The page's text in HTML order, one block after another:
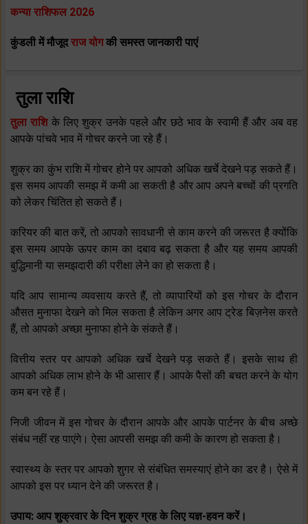
कन्या राशिफल 2026
कुंडली में मौजूदराज योगकी समस्त जानकारी पाएं
तुला राशि
तुला राशि के लिए शुक्र उनके पहले और छठे भाव के स्‍वामी हैं और अब वह
आपके पांचवे भाव में गोचर करने जा रहे हैं।
शुक्र का कुंभ राशि में गोचर होने पर आपको अधिक खर्चे देखने पड़ सकते हैं।
इस समय आपकी समझ में कमी आ सकती है और आप अपने बच्‍चों की प्रगति
को लेकर चिंतित हो सकते हैं।
करियर की बात करें, तो आपको सावधानी से काम करने की जरूरत है क्‍योंकि
इस समय आपके ऊपर काम का दबाव बढ़ सकता है और यह समय आपकी
बुद्धिमानी या समझदारी की परीक्षा लेने का हो सकता है।
यदि आप सामान्‍य व्‍यवसाय करते हैं, तो व्‍यापारियों को इस गोचर के दौरान
औसत मुनाफा देखने को मिल सकता है लेकिन अगर आप ट्रेड बिज़नेस करते
हैं, तो आपको अच्‍छा मुनाफा होने के संकते हैं।
वित्तीय स्‍तर पर आपको अधिक खर्चे देखने पड़ सकते हैं। इसके साथ ही
आपको अधिक लाभ होने के भी आसार हैं। आपके पैसों की बचत करने के योग
कम बन रहे हैं।
निजी जीवन में इस गोचर के दौरान आपके और आपके पार्टनर के बीच अच्‍छे
संबंध नहीं रह पाएंगे। ऐसा आपसी समझ की कमी के कारण हो सकता है।
स्‍वास्‍थ्‍य के स्‍तर पर आपको शुगर से संबंधित समस्‍याएं होने का डर है। ऐसे में
आपको इस पर ध्‍यान देने की जरूरत है।
उपाय: आप शुक्रवार के दिन शुक्र ग्रह के लिए यज्ञ-हवन करें।